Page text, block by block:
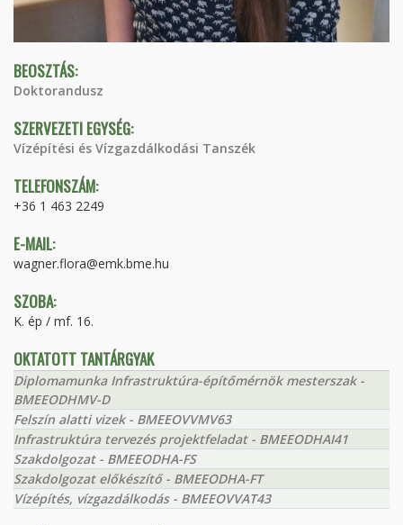
BEOSZTÁS:
Doktorandusz
SZERVEZETI EGYSÉG:
Vízépítési és Vízgazdálkodási Tanszék
TELEFONSZÁM:
+36 1 463 2249
E-MAIL:
wagner.flora@emk.bme.hu
SZOBA:
K. ép / mf. 16.
OKTATOTT TANTÁRGYAK
Diplomamunka Infrastruktúra-építőmérnök mesterszak -
BMEEODHMV-D
Felszín alatti vizek - BMEEOVVMV63
Infrastruktúra tervezés projektfeladat - BMEEODHAI41
Szakdolgozat - BMEEODHA-FS
Szakdolgozat előkészítő - BMEEODHA-FT
Vízépítés, vízgazdálkodás - BMEEOVVAT43